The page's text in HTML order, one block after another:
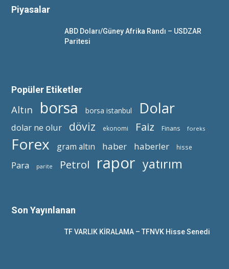
Piyasalar
ABD Doları/Güney Afrika Randı – USDZAR
Paritesi
Popüler Etiketler
Altın borsa borsa istanbul Dolar
dolar ne olur döviz ekonomi Faiz Finans foreks
Forex gram altın haber haberler hisse
Para parite Petrol rapor yatırım
Son Yayınlanan
TF VARLIK KİRALAMA – TFNVK Hisse Senedi